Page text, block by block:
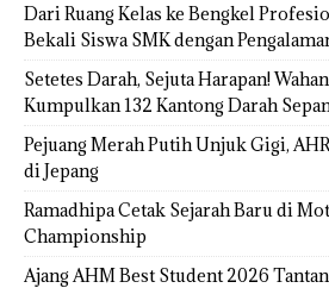
Dari Ruang Kelas ke Bengkel
Bekali Siswa SMK dengan
Setetes Darah, Sejuta Harapan!
Kumpulkan 132 Kantong Darah
Pejuang Merah Putih Unjuk Gigi,
di Jepang
Ramadhipa Cetak Sejarah Baru di
Championship
Ajang AHM Best Student 2026